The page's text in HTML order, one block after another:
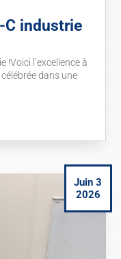
C industrie
!Voici l’excellence à
dans une
Juin 3
2026